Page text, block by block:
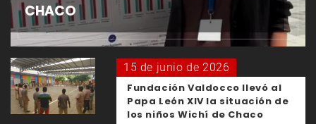
CHACO
15 de junio de 2026
Fundación Valdocco llevó al
Papa León XIV la situación de
los niños Wichí de Chaco